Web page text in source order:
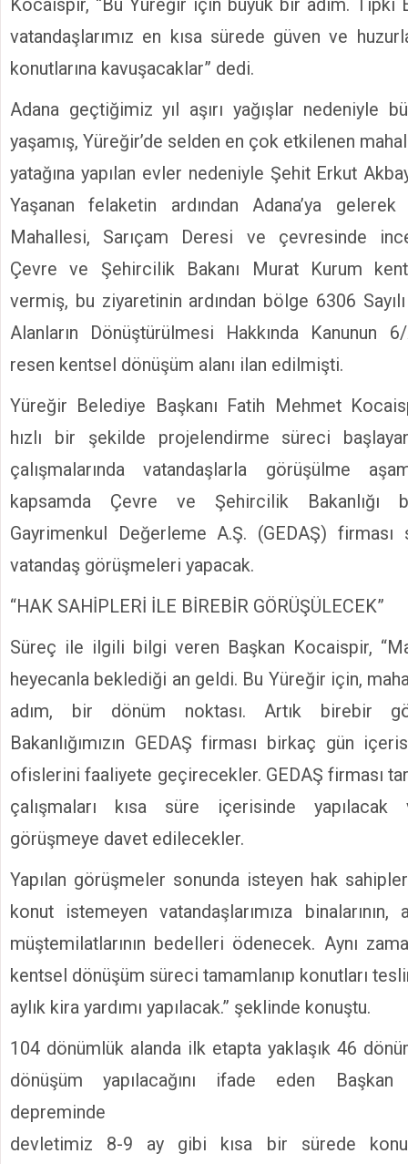
Kocaispir, “Bu Yüreğir için büyük bir adım. Tıpkı
vatandaşlarımız en kısa sürede güven ve
konutlarına kavuşacaklar” dedi.
Adana geçtiğimiz yıl aşırı yağışlar nedeniyle
yaşamış, Yüreğir’de selden en çok etkilenen
yatağına yapılan evler nedeniyle Şehit Erkut
Yaşanan felaketin ardından Adana’ya
Mahallesi, Sarıçam Deresi ve çevresinde
Çevre ve Şehircilik Bakanı Murat Kurum
vermiş, bu ziyaretinin ardından bölge 6306
Alanların Dönüştürülmesi Hakkında Kanunun
resen kentsel dönüşüm alanı ilan edilmişti.
Yüreğir Belediye Başkanı Fatih Mehmet
hızlı bir şekilde projelendirme süreci
çalışmalarında vatandaşlarla görüşülme
kapsamda Çevre ve Şehircilik Bakanlığı
Gayrimenkul Değerleme A.Ş. (GEDAŞ) firması
vatandaş görüşmeleri yapacak.
“HAK SAHİPLERİ İLE BİREBİR GÖRÜŞÜLECEK”
Süreç ile ilgili bilgi veren Başkan Kocaispir,
heyecanla beklediği an geldi. Bu Yüreğir için,
adım, bir dönüm noktası. Artık birebir
Bakanlığımızın GEDAŞ firması birkaç gün
ofislerini faaliyete geçirecekler. GEDAŞ firması
çalışmaları kısa süre içerisinde yapılacak
görüşmeye davet edilecekler.
Yapılan görüşmeler sonunda isteyen hak
konut istemeyen vatandaşlarımıza binalarının,
müştemilatlarının bedelleri ödenecek. Aynı
kentsel dönüşüm süreci tamamlanıp konutları
aylık kira yardımı yapılacak.” şeklinde konuştu.
104 dönümlük alanda ilk etapta yaklaşık 46
dönüşüm yapılacağını ifade eden Başkan
depreminde
devletimiz 8-9 ay gibi kısa bir sürede